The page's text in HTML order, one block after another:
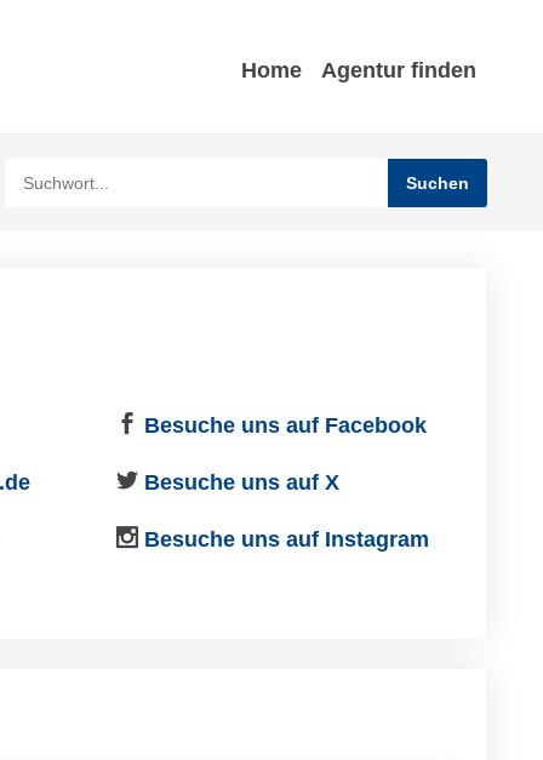
Home Agentur finden
Besuche uns auf Facebook
Besuche uns auf X
Besuche uns auf Instagram